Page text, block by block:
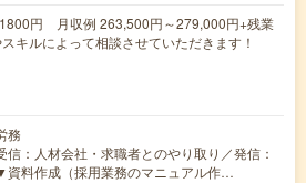
円 月収例 263,500円～279,000円+残業
キルによって相談させていただきます！
務
：人材会社・求職者とのやり取り／発信：
料作成（採用業務のマニュアル作…